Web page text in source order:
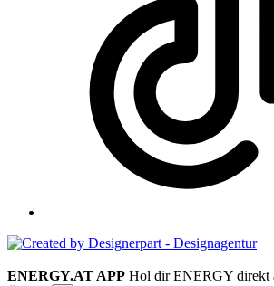
ENERGY.AT APP Hol dir ENERGY direkt